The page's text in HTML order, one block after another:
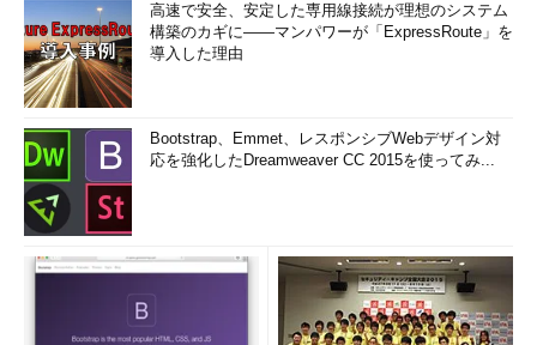
高速で安全、安定した専用線接続が理想のシステム
構築のカギに――マンパワーが「ExpressRoute」を
導入した理由
Bootstrap、Emmet、レスポンシブWebデザイン対
応を強化したDreamweaver CC 2015を使ってみ...